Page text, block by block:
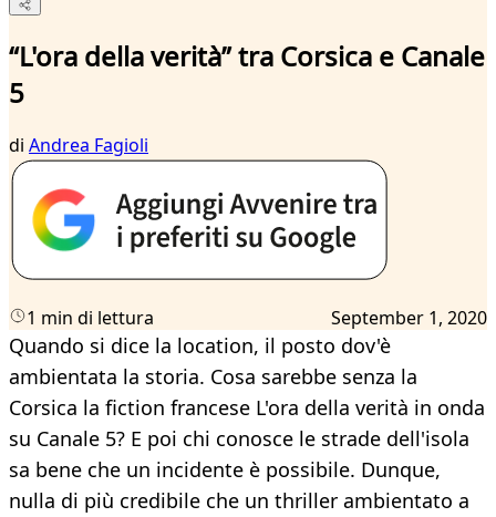
“L'ora della verità” tra Corsica e Canale
5
di Andrea Fagioli
1 min di lettura September 1, 2020
Quando si dice la location, il posto dov'è
ambientata la storia. Cosa sarebbe senza la
Corsica la fiction francese L'ora della verità in onda
su Canale 5? E poi chi conosce le strade dell'isola
sa bene che un incidente è possibile. Dunque,
nulla di più credibile che un thriller ambientato a